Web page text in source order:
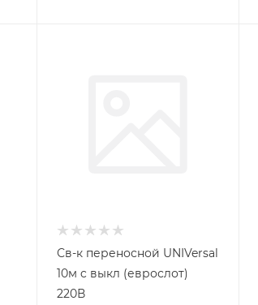
Св-к переносной UNIVersal
10м c выкл (еврослот)
220В